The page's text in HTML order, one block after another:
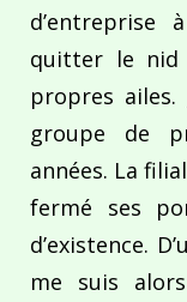
d’entreprise
quitter le nid
propres
groupe de
années. La
fermé ses
d’existence.
me suis